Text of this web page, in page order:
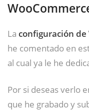
La configuración de
he comentado en
al cual ya le he
Por si deseas verlo
que he grabado y